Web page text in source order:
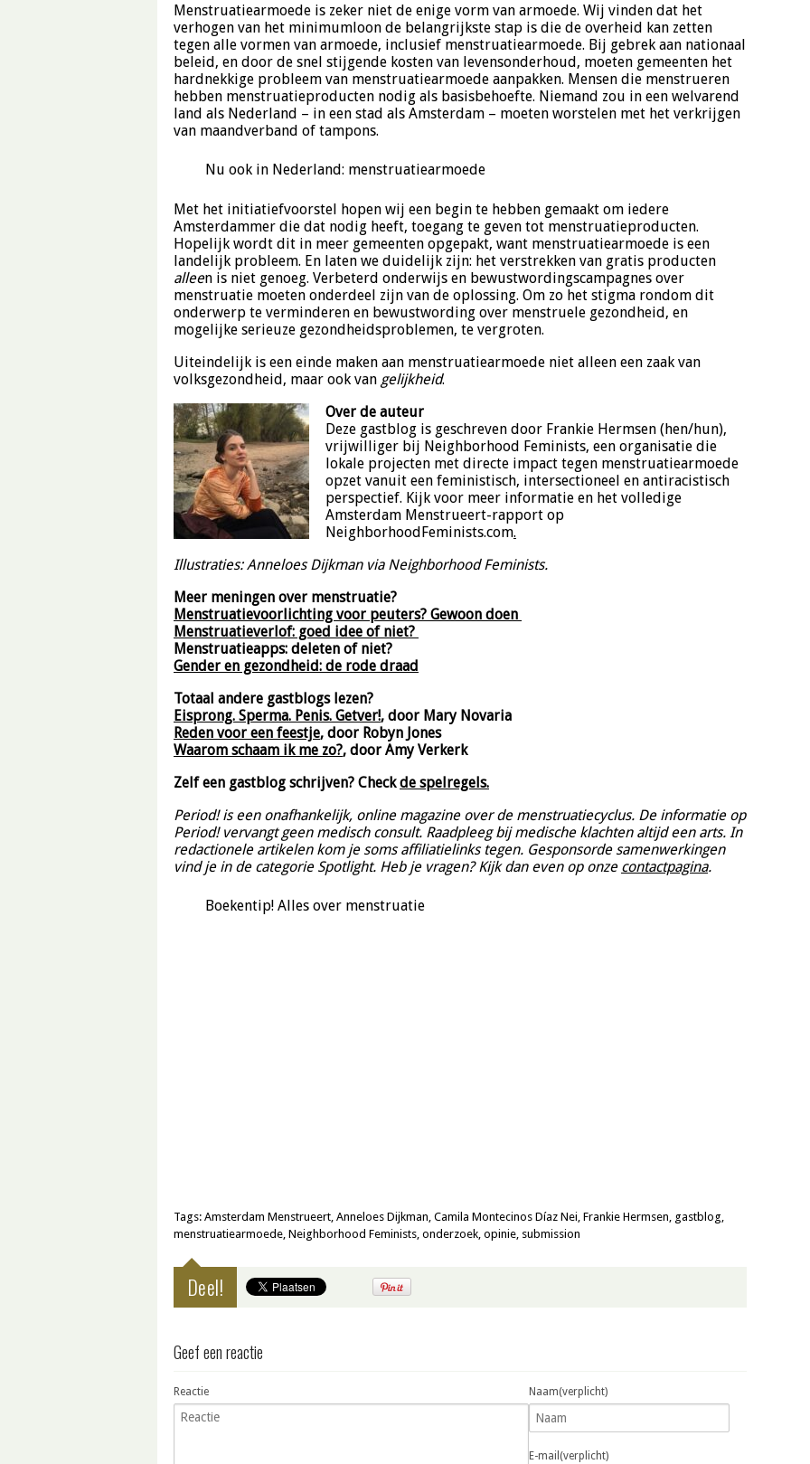
Menstruatiearmoede is zeker niet de enige vorm van armoede. Wij vinden dat het
verhogen van het minimumloon de belangrijkste stap is die de overheid kan zetten
tegen alle vormen van armoede, inclusief menstruatiearmoede. Bij gebrek aan nationaal
beleid, en door de snel stijgende kosten van levensonderhoud, moeten gemeenten het
hardnekkige probleem van menstruatiearmoede aanpakken. Mensen die menstrueren
hebben menstruatieproducten nodig als basisbehoefte. Niemand zou in een welvarend
land als Nederland – in een stad als Amsterdam – moeten worstelen met het verkrijgen
van maandverband of tampons.
Nu ook in Nederland: menstruatiearmoede
Met het initiatiefvoorstel hopen wij een begin te hebben gemaakt om iedere
Amsterdammer die dat nodig heeft, toegang te geven tot menstruatieproducten.
Hopelijk wordt dit in meer gemeenten opgepakt, want menstruatiearmoede is een
landelijk probleem. En laten we duidelijk zijn: het verstrekken van gratis producten
alleen is niet genoeg. Verbeterd onderwijs en bewustwordingscampagnes over
menstruatie moeten onderdeel zijn van de oplossing. Om zo het stigma rondom dit
onderwerp te verminderen en bewustwording over menstruele gezondheid, en
mogelijke serieuze gezondheidsproblemen, te vergroten.
Uiteindelijk is een einde maken aan menstruatiearmoede niet alleen een zaak van
volksgezondheid, maar ook van gelijkheid.
Over de auteur
Deze gastblog is geschreven door Frankie Hermsen (hen/hun),
vrijwilliger bij Neighborhood Feminists, een organisatie die
lokale projecten met directe impact tegen menstruatiearmoede
opzet vanuit een feministisch, intersectioneel en antiracistisch
perspectief. Kijk voor meer informatie en het volledige
Amsterdam Menstrueert-rapport op
NeighborhoodFeminists.com.
Illustraties: Anneloes Dijkman via Neighborhood Feminists.
Meer meningen over menstruatie?
Menstruatievoorlichting voor peuters? Gewoon doen
Menstruatieverlof: goed idee of niet?
Menstruatieapps: deleten of niet?
Gender en gezondheid: de rode draad
Totaal andere gastblogs lezen?
Eisprong. Sperma. Penis. Getver!, door Mary Novaria
Reden voor een feestje, door Robyn Jones
Waarom schaam ik me zo?, door Amy Verkerk
Zelf een gastblog schrijven? Checkde spelregels.
Period! is een onafhankelijk, online magazine over de menstruatiecyclus. De informatie op
Period! vervangt geen medisch consult. Raadpleeg bij medische klachten altijd een arts. In
redactionele artikelen kom je soms affiliatielinks tegen. Gesponsorde samenwerkingen
vind je in de categorie Spotlight. Heb je vragen? Kijk dan even op onze contactpagina.
Boekentip! Alles over menstruatie
Tags: Amsterdam Menstrueert Anneloes Dijkman Camila Montecinos Díaz Nei Frankie Hermsen gastblog
menstruatiearmoede Neighborhood Feminists onderzoek opinie submission
Deel!
Geef een reactie
Reactie Naam(verplicht)
E-mail(verplicht)